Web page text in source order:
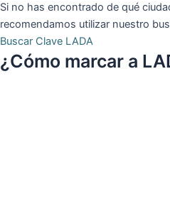
Si no has encontrado de qué
recomendamos utilizar nuestro
Buscar Clave LADA
¿Cómo marcar a